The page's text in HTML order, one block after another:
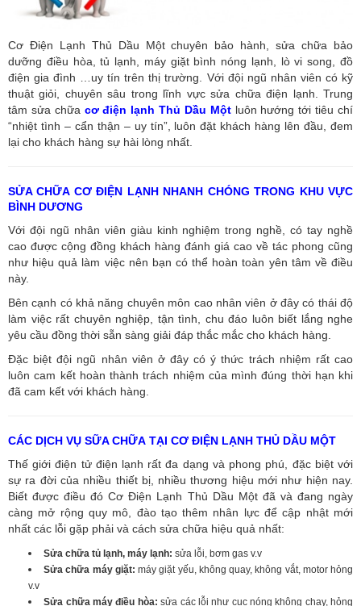
Cơ Điện Lạnh Thủ Dầu Một chuyên bảo hành, sửa chữa bảo
dưỡng điều hòa, tủ lạnh, máy giặt bình nóng lạnh, lò vi song, đồ
điện gia đình …uy tín trên thị trường. Với đội ngũ nhân viên có kỹ
thuật giỏi, chuyên sâu trong lĩnh vực sửa chữa điện lạnh. Trung
tâm sửa chữa cơ điện lạnh Thủ Dầu Mộtluôn hướng tới tiêu chí
“nhiệt tình – cẩn thận – uy tín”, luôn đặt khách hàng lên đầu, đem
lại cho khách hàng sự hài lòng nhất.
SỬA CHỮA CƠ ĐIỆN LẠNH NHANH CHÓNG TRONG KHU VỰC
BÌNH DƯƠNG
Với đội ngũ nhân viên giàu kinh nghiệm trong nghề, có tay nghề
cao được cộng đồng khách hàng đánh giá cao về tác phong cũng
như hiệu quả làm việc nên bạn có thể hoàn toàn yên tâm về điều
này.
Bên cạnh có khả năng chuyên môn cao nhân viên ở đây có thái độ
làm việc rất chuyên nghiệp, tận tình, chu đáo luôn biết lắng nghe
yêu cầu đồng thời sẵn sàng giải đáp thắc mắc cho khách hàng.
Đặc biệt đội ngũ nhân viên ở đây có ý thức trách nhiệm rất cao
luôn cam kết hoàn thành trách nhiệm của mình đúng thời hạn khi
đã cam kết với khách hàng.
CÁC DỊCH VỤ SỮA CHỮA TẠI CƠ ĐIỆN LẠNH THỦ DẦU MỘT
Thế giới điện tử điện lạnh rất đa dạng và phong phú, đặc biệt với
sự ra đời của nhiều thiết bị, nhiều thương hiệu mới như hiện nay.
Biết được điều đó Cơ Điện Lạnh Thủ Dầu Một đã và đang ngày
càng mở rộng quy mô, đào tạo thêm nhân lực để cập nhật mới
nhất các lỗi gặp phải và cách sửa chữa hiệu quả nhất:
Sửa chữa tủ lạnh, máy lạnh: sửa lỗi, bơm gas v.v
Sửa chữa máy giặt:máy giặt yếu, không quay, không vắt, motor hỏng
v.v
Sửa chữa máy điều hòa: sửa các lỗi như cục nóng không chạy, hỏng